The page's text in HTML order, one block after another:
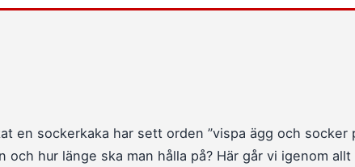
en sockerkaka har sett orden ”vispa ägg och socker
och hur länge ska man hålla på? Här går vi igenom